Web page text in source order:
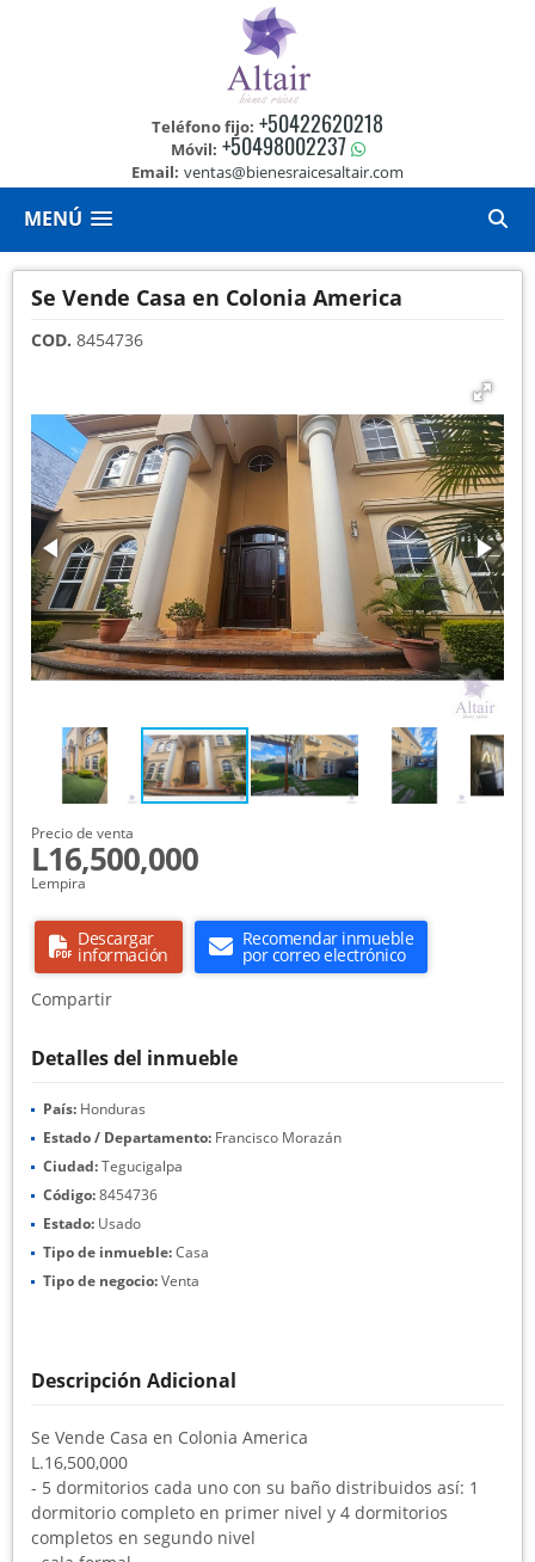
Teléfono fijo: +50422620218
Móvil: +50498002237
Email: ventas@bienesraicesaltair.com
MENÚ
Se Vende Casa en Colonia America
COD. 8454736
Precio de venta
L16,500,000
Lempira
Descargar
información
Recomendar inmueble
por correo electrónico
Compartir
Detalles del inmueble
País: Honduras
Estado / Departamento: Francisco Morazán
Ciudad:Tegucigalpa
Código:8454736
Estado: Usado
Tipo de inmueble:Casa
Tipo de negocio:Venta
Descripción Adicional
Se Vende Casa en Colonia America
L.16,500,000
- 5 dormitorios cada uno con su baño distribuidos así: 1
dormitorio completo en primer nivel y 4 dormitorios
completos en segundo nivel